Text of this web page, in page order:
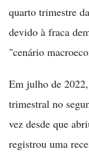
quarto trimestre
devido à fraca
"cenário
Em julho de
trimestral no
vez desde que
registrou uma